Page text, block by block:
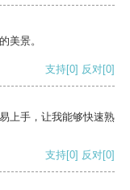
美景。
支持[0] 反对[0]
上手，让我能够快速熟
支持[0] 反对[0]